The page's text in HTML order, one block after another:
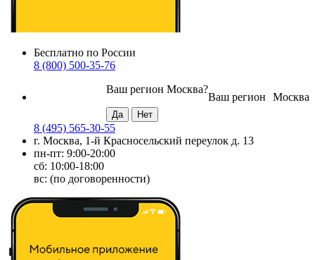
Бесплатно по России
8 (800) 500-35-76
Москва
Ваш регион
Ваш регион Москва?
8 (495) 565-30-55
г. Москва, 1-й Красносельский переулок д. 13
пн-пт: 9:00-20:00
сб: 10:00-18:00
вс: (по договоренности)